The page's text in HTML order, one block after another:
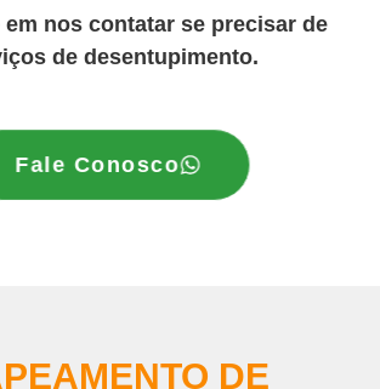
em nos contatar se precisar de
de desentupimento.
Fale Conosco
DE